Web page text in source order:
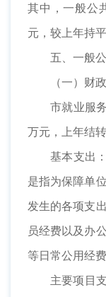
其中，一般公
元，较上年持
五、一般
（一）财
市就业服
万元，上年结
基本支出
是指为保障单
发生的各项支
员经费以及办
等日常公用经费
主要项目